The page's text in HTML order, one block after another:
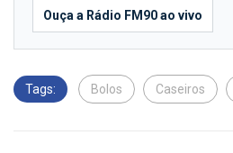
Ouça a Rádio FM90 ao vivo
Tags: Bolos Caseiros